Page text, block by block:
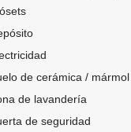
de cerámica / mármol
de lavandería
de seguridad